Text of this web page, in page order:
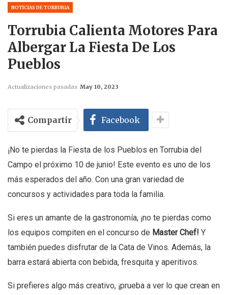
NOTICIAS DE TORRUBIA
Torrubia Calienta Motores Para
Albergar La Fiesta De Los
Pueblos
Actualizaciones pasadas May 10, 2023
Compartir Facebook
¡No te pierdas la Fiesta de los Pueblos en Torrubia del
Campo el próximo 10 de junio! Este evento es uno de los
más esperados del año. Con una gran variedad de
concursos y actividades para toda la familia.
Si eres un amante de la gastronomía, ¡no te pierdas como
los equipos compiten en el concurso de Master Chef! Y
también puedes disfrutar de la Cata de Vinos. Además, la
barra estará abierta con bebida, fresquita y aperitivos.
Si prefieres algo más creativo, ¡prueba a ver lo que crean en